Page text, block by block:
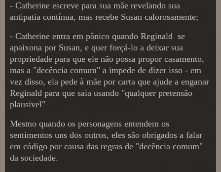
- Catherine escreve para sua mãe revelando sua
antipatia contínua, mas recebe Susan calorosamente;
- Catherine entra em pânico quando Reginald se
apaixona por Susan, e quer forçá-lo a deixar sua
propriedade para que ele não possa propor casamento,
mas a "decência comum" a impede de dizer isso - em
vez disso, ela pede à mãe por carta que ajude a enganar
Reginald para que saia usando "qualquer pretensão
plausível"
Mesmo quando os personagens entendem os
sentimentos uns dos outros, eles são obrigados a falar
em código por causa das regras de "decência comum"
da sociedade.